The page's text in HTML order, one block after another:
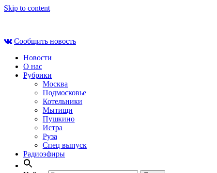
Skip to content
Сообщить новость
Новости
О нас
Рубрики
Москва
Подмосковье
Котельники
Мытищи
Пушкино
Истра
Руза
Спец выпуск
Радиоэфиры